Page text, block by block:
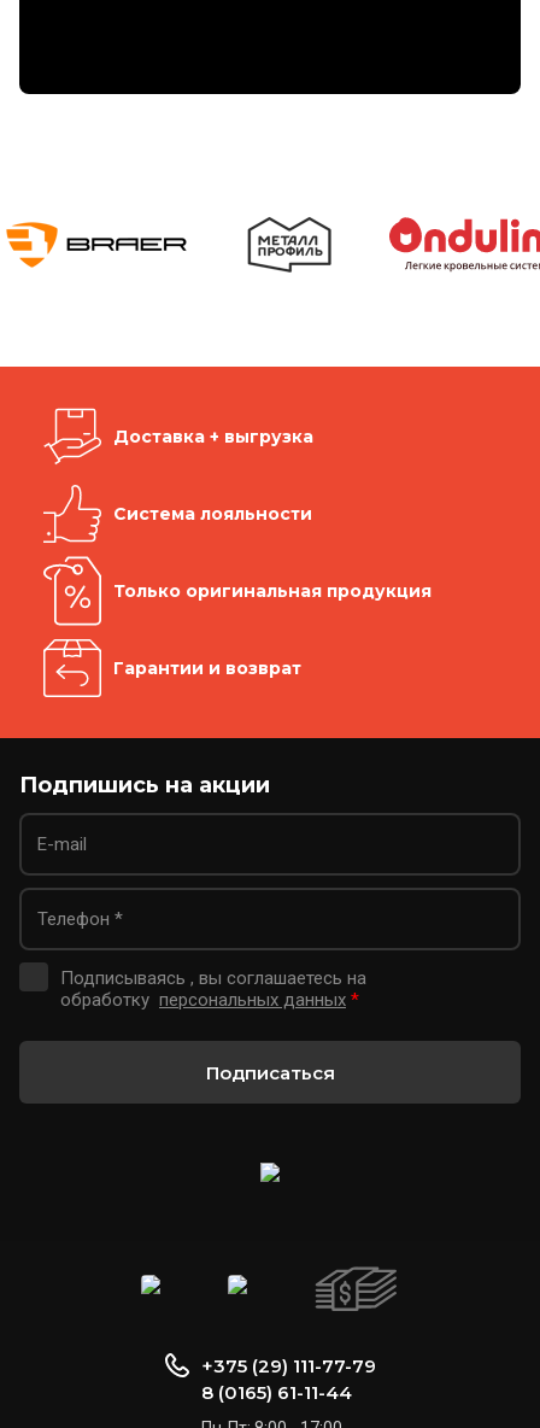
Доставка + выгрузка
Система лояльности
Только оригинальная продукция
Гарантии и возврат
Подпишись на акции
Подписываясь , вы соглашаетесь на
обработку персональных данных *
Подписаться
+375 (29) 111-77-79
8 (0165) 61-11-44